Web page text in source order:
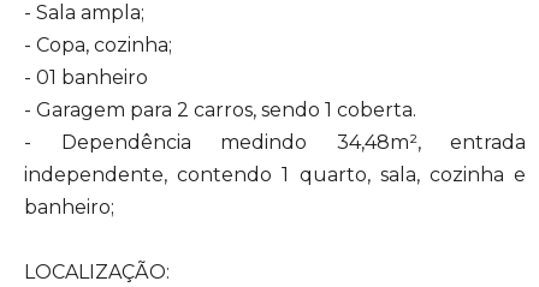
- Sala ampla;
- Copa, cozinha;
- 01 banheiro
- Garagem para 2 carros, sendo 1 coberta.
- Dependência medindo 34,48m², entrada
independente, contendo 1 quarto, sala, cozinha e
banheiro;
LOCALIZAÇÃO: